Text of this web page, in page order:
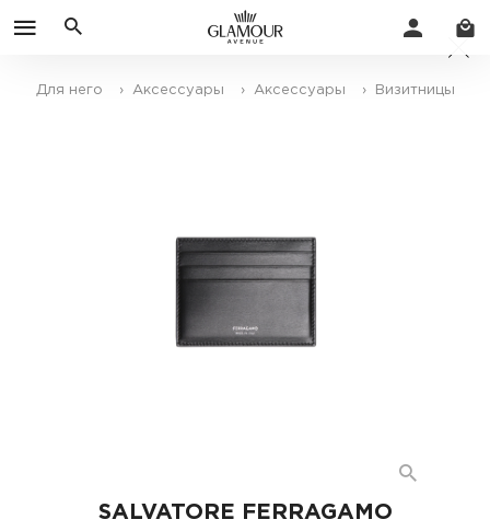
Для него › Аксессуары › Аксессуары › Визитницы
SALVATORE FERRAGAMO